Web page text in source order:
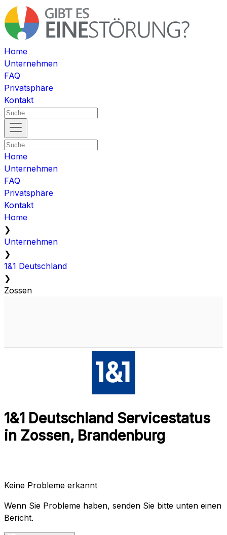
Home
Unternehmen
FAQ
Privatsphäre
Kontakt
Home
Unternehmen
FAQ
Privatsphäre
Kontakt
Home
❯
Unternehmen
❯
1&1 Deutschland
❯
Zossen
1&1 Deutschland Servicestatus
in Zossen, Brandenburg
Keine Probleme erkannt
Wenn Sie Probleme haben, senden Sie bitte unten einen
Bericht.